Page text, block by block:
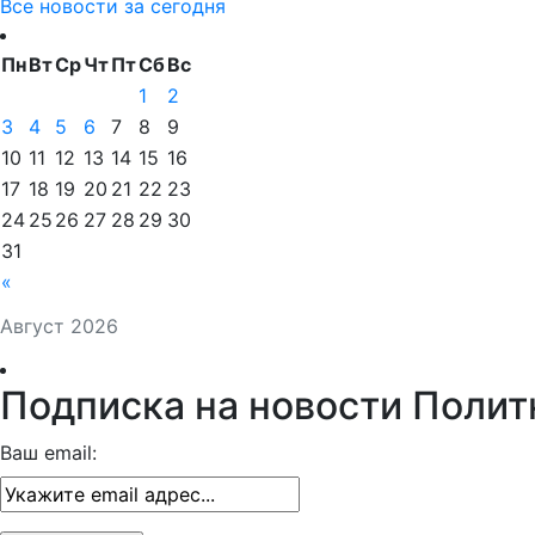
Все новости за сегодня
Август 2026
ПнВтСрЧтПтСбВс
«
1
2
3
4 5 6 7 8
9
10 11 12 13 14 15 16
17 18 19 20 21 22 23
24 25 26 27 28 29 30
31
Подписка на новости
Ваш email: